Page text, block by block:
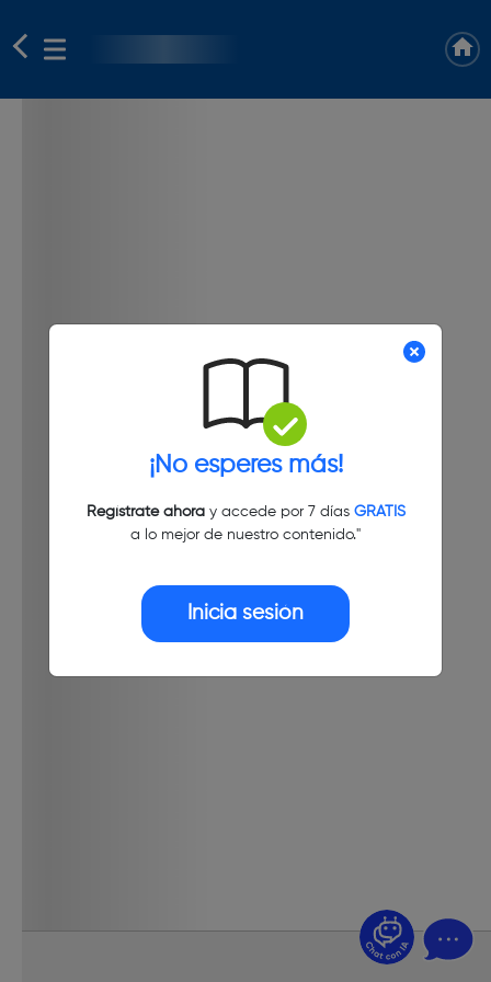
¡No esperes más!
Regístrate ahoray accede por 7 días GRATIS
a lo mejor de nuestro contenido."
Inicia sesión